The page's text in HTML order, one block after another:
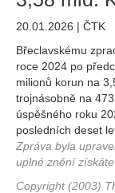
20.01.2026 | ČTK
Břeclavskému
roce 2024 po
milionů korun na
trojnásobně na
úspěšného roku
posledních deset
Zpráva byla
uplné znění
Copyright (2003)